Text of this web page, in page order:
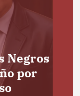
Negros
por